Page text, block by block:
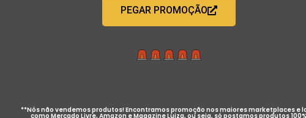
PEGAR PROMOÇÃO
**Nós não vendemos produtos! Encontramos promoção nos maiores marketplaces e
como Mercado Livre, Amazon e Magazine Luiza, ou seja, só postamos produtos 100%